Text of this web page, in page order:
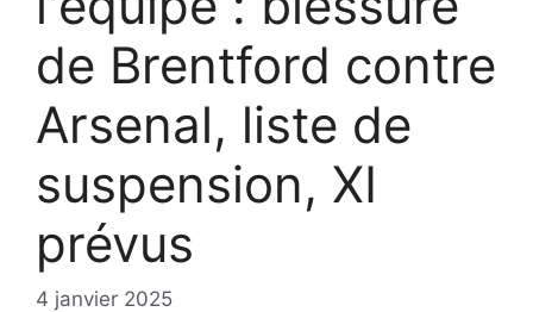
de Brentford contre
Arsenal, liste de
suspension, XI
prévus
4 janvier 2025